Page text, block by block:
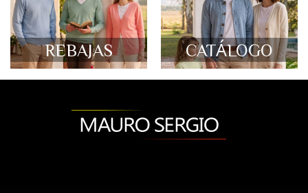
REBAJAS CATÁLOGO